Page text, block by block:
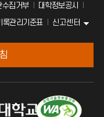
수집거부
대학정보공시
록관리기준표 신고센터